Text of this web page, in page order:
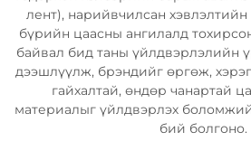
лент), нарийвчилсан
бүрийн цаасны ангилалд
байвал бид таны үйлдвэрлэлийн
дээшлүүлж, брэндийг өргөж,
гайхалтай, өндөр чанартай
материалыг үйлдвэрлэх
бий болгоно.